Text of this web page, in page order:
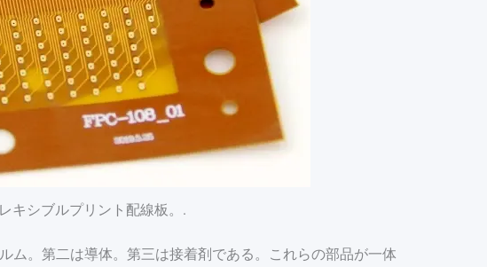
キシブルプリント配線板。.
ム。第二は導体。第三は接着剤である。これらの部品が一体